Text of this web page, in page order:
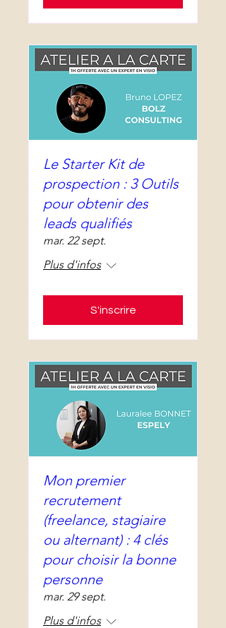
Le Starter Kit de
prospection : 3 Outils
pour obtenir des
leads qualifiés
mar. 22 sept.
Plus d'infos
S'inscrire
Mon premier
recrutement
(freelance, stagiaire
ou alternant) : 4 clés
pour choisir la bonne
personne
mar. 29 sept.
Plus d'infos